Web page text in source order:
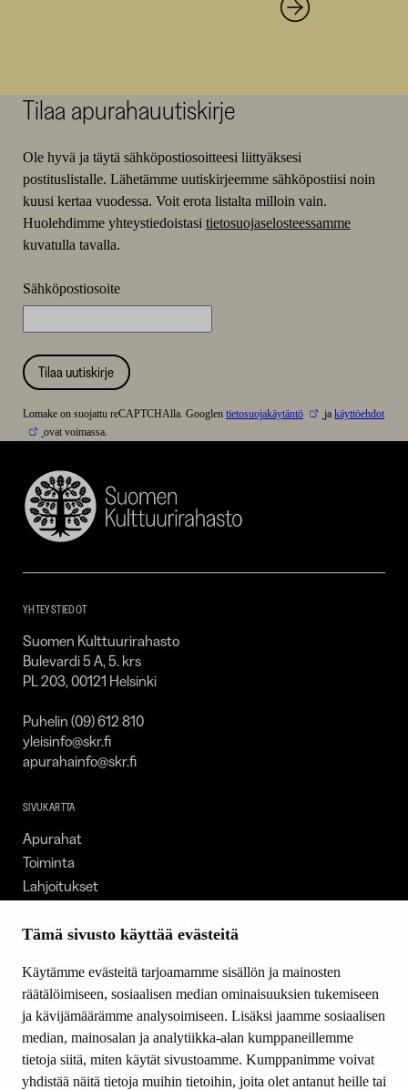
Tämä sivusto käyttää evästeitä
Käytämme evästeitä tarjoamamme sisällön ja mainosten
räätälöimiseen, sosiaalisen median ominaisuuksien tukemiseen
ja kävijämäärämme analysoimiseen. Lisäksi jaamme sosiaalisen
median, mainosalan ja analytiikka-alan kumppaneillemme
tietoja siitä, miten käytät sivustoamme. Kumppanimme voivat
yhdistää näitä tietoja muihin tietoihin, joita olet antanut heille tai
Tilaa apurahauutiskirje
Ole hyvä ja täytä sähköpostiosoitteesi liittyäksesi
postituslistalle. Lähetämme uutiskirjeemme sähköpostiisi noin
kuusi kertaa vuodessa. Voit erota listalta milloin vain.
Huolehdimme yhteystiedoistasi tietosuojaselosteessamme
kuvatulla tavalla.
Sähköpostiosoite
Tilaa uutiskirje
Lomake on suojattu reCAPTCHAlla. Googlen tietosuojakäytäntö jakäyttöehdot
ovat voimassa.
Suomen
Kulttuurirahasto
YHTEYSTIEDOT
Suomen Kulttuurirahasto
Bulevardi 5 A, 5. krs
PL 203, 00121 Helsinki
Puhelin (09) 612 810
yleisinfo@skr.fi
apurahainfo@skr.fi
SIVUKARTTA
Apurahat
Toiminta
Lahjoitukset
Ajankohtaista
Yhteystiedot
SEURAA MEITÄ
Facebook